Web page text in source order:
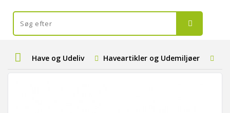
Have og Udeliv Haveartikler og Udemiljøer